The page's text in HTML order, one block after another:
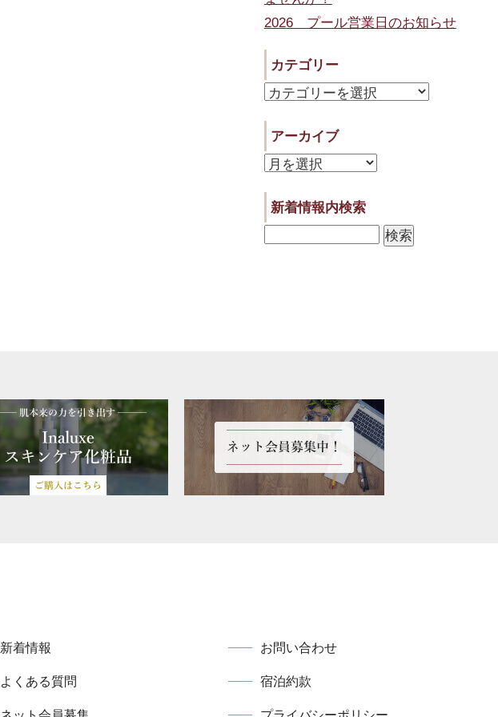
2026 プール営業日のお知らせ
カテゴリー
カ
テ
ゴ
リ
ー
アーカイブ
ア
ー
カ
新着情報内検索
新着情報
よくある質問
お問い合わせ
宿泊約款